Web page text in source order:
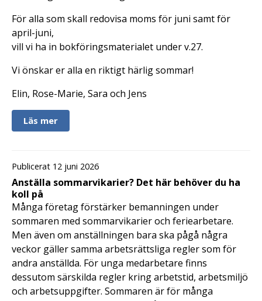
För alla som skall redovisa moms för juni samt för
april-juni,
vill vi ha in bokföringsmaterialet under v.27.
Vi önskar er alla en riktigt härlig sommar!
Elin, Rose-Marie, Sara och Jens
Läs mer
Publicerat 12 juni 2026
Anställa sommarvikarier? Det här behöver du ha
koll på
Många företag förstärker bemanningen under
sommaren med sommarvikarier och feriearbetare.
Men även om anställningen bara ska pågå några
veckor gäller samma arbetsrättsliga regler som för
andra anställda. För unga medarbetare finns
dessutom särskilda regler kring arbetstid, arbetsmiljö
och arbetsuppgifter. Sommaren är för många